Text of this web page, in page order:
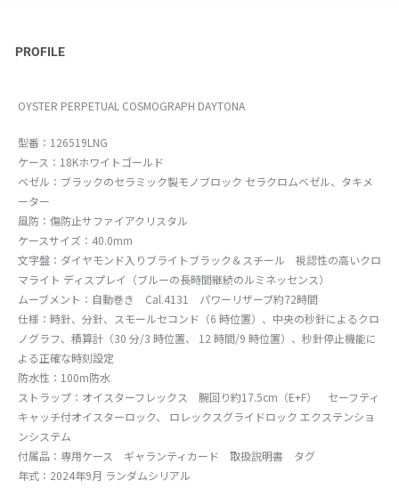
PROFILE
OYSTER PERPETUAL COSMOGRAPH DAYTONA
型番：126519LNG
ケース：18Kホワイトゴールド
ベゼル：ブラックのセラミック製モノブロック セラクロムベゼル、タキメ
ーター
風防：傷防止サファイアクリスタル
ケースサイズ：40.0mm
文字盤：ダイヤモンド入りブライトブラック＆スチール 視認性の高いクロ
マライト ディスプレイ（ブルーの長時間継続のルミネッセンス）
ムーブメント：自動巻き Cal.4131 パワーリザーブ約72時間
仕様：時針、分針、スモールセコンド（6 時位置）、中央の秒針によるクロ
ノグラフ、積算計（30 分/3 時位置、 12 時間/9 時位置）、秒針停止機能に
よる正確な時刻設定
防水性：100m防水
ストラップ：オイスターフレックス 腕回り約17.5cm（E+F） セーフティ
キャッチ付オイスターロック、 ロレックスグライドロック エクステンショ
ンシステム
付属品：専用ケース ギャランティカード 取扱説明書 タグ
年式：2024年9月 ランダムシリアル